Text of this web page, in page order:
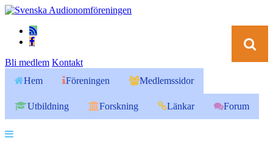
Bli medlem Kontakt
Hem
Föreningen Medlemssidor
Utbildning Forskning Länkar Forum